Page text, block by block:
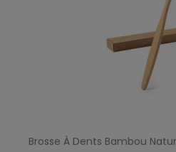
Brosse À Dents Bambou